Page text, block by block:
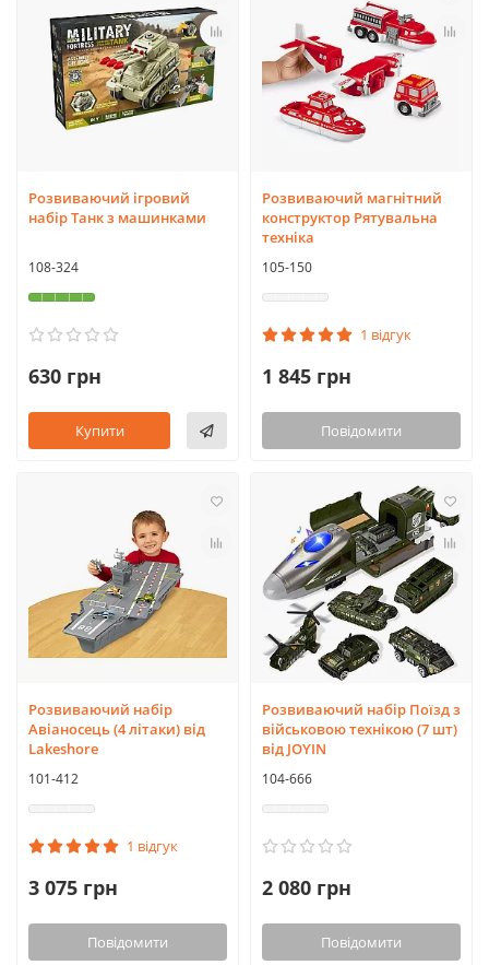
Розвиваючий ігровий
набір Танк з машинками
108-324
630 грн
Купити
Розвиваючий магнітний
конструктор Рятувальна
техніка
105-150
1 відгук
1 845 грн
Повідомити
Розвиваючий набір
Авіаносець (4 літаки) від
Lakeshore
101-412
1 відгук
3 075 грн
Повідомити
Розвиваючий набір Поїзд з
військовою технікою (7 шт)
від JOYIN
104-666
2 080 грн
Повідомити